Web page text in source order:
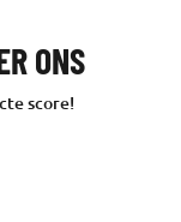
ONS
score!